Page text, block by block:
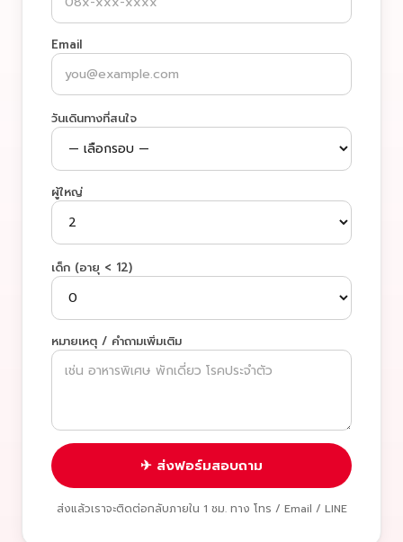
Email
วันเดินทางที่สนใจ
ผู้ใหญ่
เด็ก (อายุ < 12)
หมายเหตุ / คำถามเพิ่มเติม
✈ ส่งฟอร์มสอบถาม
ส่งแล้วเราจะติดต่อกลับภายใน 1 ชม. ทาง โทร / Email / LINE